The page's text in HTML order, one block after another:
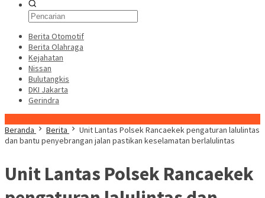
Berita Otomotif
Berita Olahraga
Kejahatan
Nissan
Bulutangkis
DKI Jakarta
Gerindra
Beranda
Berita
Unit Lantas Polsek Rancaekek pengaturan lalulintas
dan bantu penyebrangan jalan pastikan keselamatan berlalulintas
Unit Lantas Polsek Rancaekek